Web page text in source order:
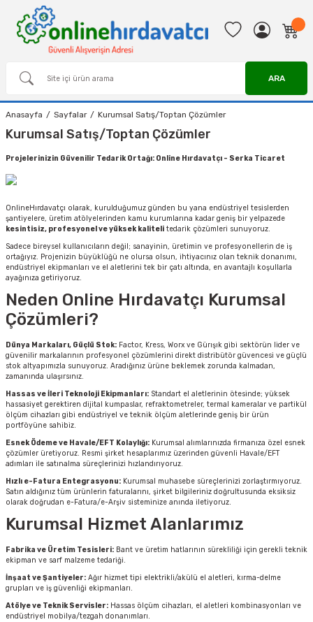
ARA
Anasayfa Sayfalar Kurumsal Satış/Toptan Çözümler
Kurumsal Satış/Toptan Çözümler
Projelerinizin Güvenilir Tedarik Ortağı: Online Hırdavatçı - Serka Ticaret
OnlineHırdavatçı olarak, kurulduğumuz günden bu yana endüstriyel tesislerden
şantiyelere, üretim atölyelerinden kamu kurumlarına kadar geniş bir yelpazede
kesintisiz, profesyonel ve yüksek kaliteli tedarik çözümleri sunuyoruz.
Sadece bireysel kullanıcıların değil; sanayinin, üretimin ve profesyonellerin de iş
ortağıyız. Projenizin büyüklüğü ne olursa olsun, ihtiyacınız olan teknik donanımı,
endüstriyel ekipmanları ve el aletlerini tek bir çatı altında, en avantajlı koşullarla
ayağınıza getiriyoruz.
Neden Online Hırdavatçı Kurumsal
Çözümleri?
Dünya Markaları, Güçlü Stok: Factor, Kress, Worx ve Gürışık gibi sektörün lider ve
güvenilir markalarının profesyonel çözümlerini direkt distribütör güvencesi ve güçlü
stok altyapımızla sunuyoruz. Aradığınız ürüne beklemek zorunda kalmadan,
zamanında ulaşırsınız.
Hassas ve İleri Teknoloji Ekipmanları: Standart el aletlerinin ötesinde; yüksek
hassasiyet gerektiren dijital kumpaslar, refraktometreler, termal kameralar ve partikül
ölçüm cihazları gibi endüstriyel ve teknik ölçüm aletlerinde geniş bir ürün
portföyüne sahibiz.
Esnek Ödeme ve Havale/EFT Kolaylığı: Kurumsal alımlarınızda firmanıza özel esnek
çözümler üretiyoruz. Resmi şirket hesaplarımız üzerinden güvenli Havale/EFT
adımları ile satınalma süreçlerinizi hızlandırıyoruz.
Hızlı e-Fatura Entegrasyonu: Kurumsal muhasebe süreçlerinizi zorlaştırmıyoruz.
Satın aldığınız tüm ürünlerin faturalarını, şirket bilgileriniz doğrultusunda eksiksiz
olarak doğrudan e-Fatura/e-Arşiv sisteminize anında iletiyoruz.
Kurumsal Hizmet Alanlarımız
Fabrika ve Üretim Tesisleri: Bant ve üretim hatlarının sürekliliği için gerekli teknik
ekipman ve sarf malzeme tedariği.
İnşaat ve Şantiyeler: Ağır hizmet tipi elektrikli/akülü el aletleri, kırma-delme
grupları ve iş güvenliği ekipmanları.
Atölye ve Teknik Servisler: Hassas ölçüm cihazları, el aletleri kombinasyonları ve
endüstriyel mobilya/tezgah donanımları.